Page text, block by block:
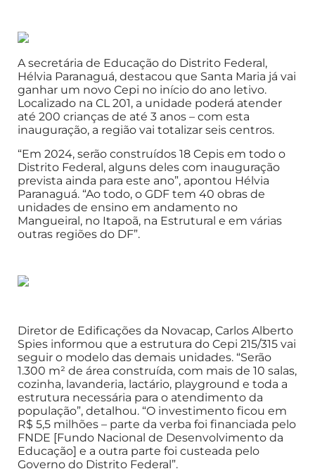
A secretária de Educação do Distrito Federal,
Hélvia Paranaguá, destacou que Santa Maria já vai
ganhar um novo Cepi no início do ano letivo.
Localizado na CL 201, a unidade poderá atender
até 200 crianças de até 3 anos – com esta
inauguração, a região vai totalizar seis centros.
“Em 2024, serão construídos 18 Cepis em todo o
Distrito Federal, alguns deles com inauguração
prevista ainda para este ano”, apontou Hélvia
Paranaguá. “Ao todo, o GDF tem 40 obras de
unidades de ensino em andamento no
Mangueiral, no Itapoã, na Estrutural e em várias
outras regiões do DF”.
Diretor de Edificações da Novacap, Carlos Alberto
Spies informou que a estrutura do Cepi 215/315 vai
seguir o modelo das demais unidades. “Serão
1.300 m² de área construída, com mais de 10 salas,
cozinha, lavanderia, lactário, playground e toda a
estrutura necessária para o atendimento da
população”, detalhou. “O investimento ficou em
R$ 5,5 milhões – parte da verba foi financiada pelo
FNDE [Fundo Nacional de Desenvolvimento da
Educação] e a outra parte foi custeada pelo
Governo do Distrito Federal”.